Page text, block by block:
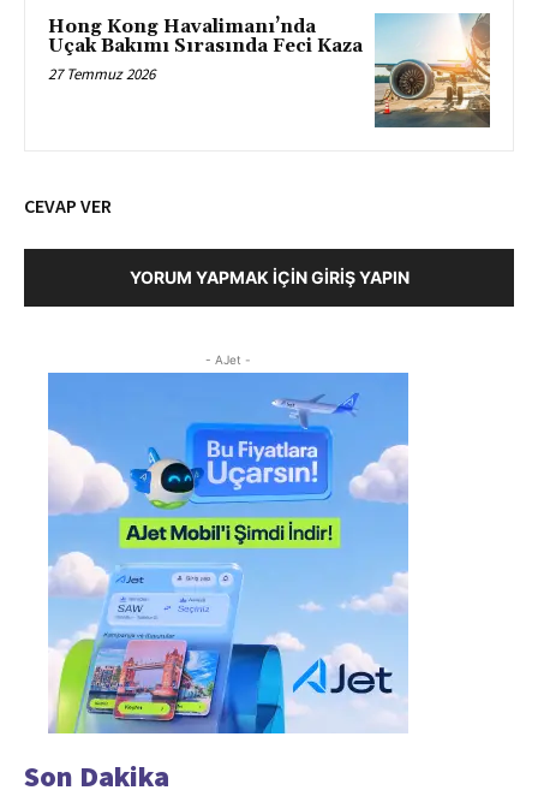
Hong Kong Havalimanı’nda
Uçak Bakımı Sırasında Feci Kaza
27 Temmuz 2026
CEVAP VER
YORUM YAPMAK İÇIN GIRIŞ YAPIN
- AJet -
Son Dakika